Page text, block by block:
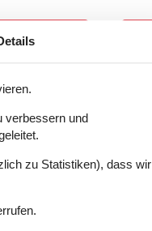
verbessern und
zu Statistiken), dass wir